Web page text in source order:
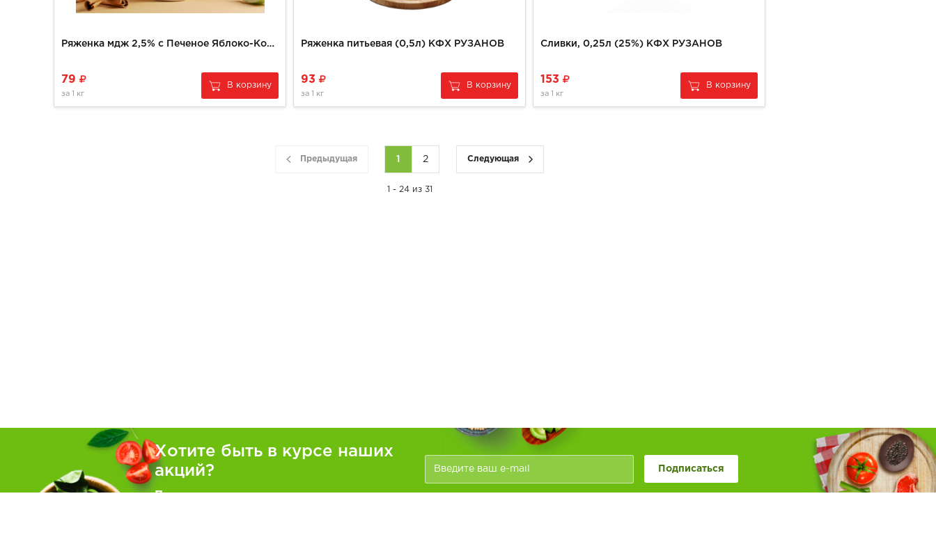
Ряженка мдж 2,5% с Печеное Яблоко-Корица 230 г
79
за 1 кг
В корзину
Ряженка питьевая (0,5л) КФХ РУЗАНОВ
93
за 1 кг
В корзину
Сливки, 0,25л (25%) КФХ РУЗАНОВ
153
за 1 кг
В корзину
Предыдущая 1 2 Следующая
1 - 24 из 31
Хотите быть в курсе наших
акций?
Подпишитесь на рассылку
Подписаться